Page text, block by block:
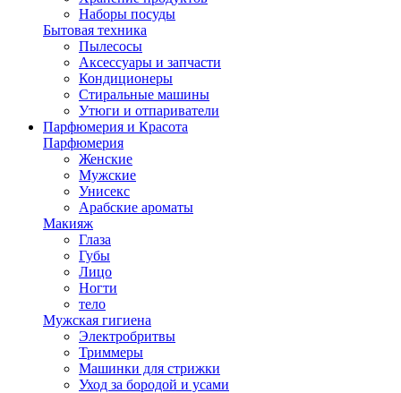
Наборы посуды
Бытовая техника
Пылесосы
Аксессуары и запчасти
Кондиционеры
Стиральные машины
Утюги и отпариватели
Парфюмерия и Красота
Парфюмерия
Женские
Мужские
Унисекс
Арабские ароматы
Макияж
Глаза
Губы
Лицо
Ногти
тело
Мужская гигиена
Электробритвы
Триммеры
Машинки для стрижки
Уход за бородой и усами